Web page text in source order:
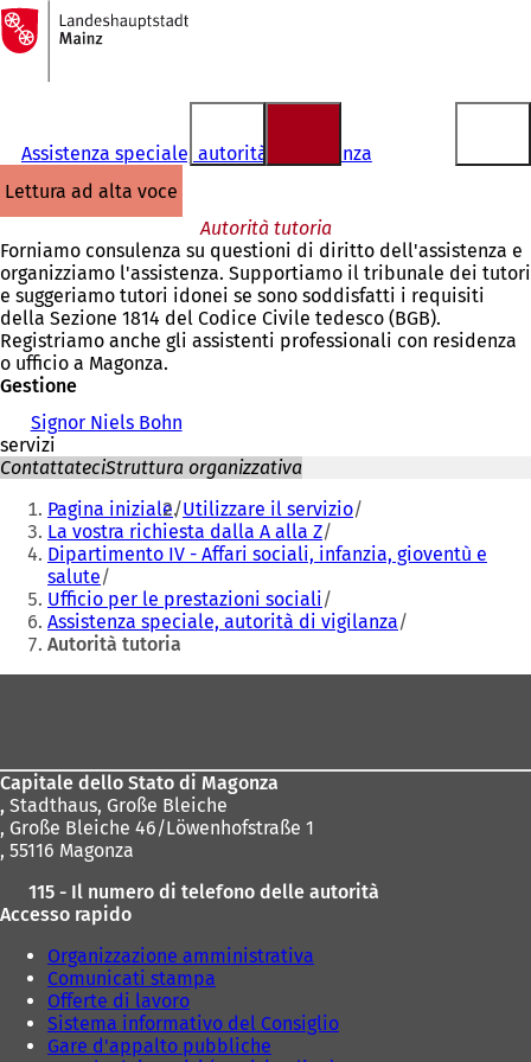
Vai al contenuto
Alla
pagina
iniziale
Assistenza speciale, autorità di vigilanza
lettura ad alta voce
Autorità tutoria
Forniamo consulenza su questioni di diritto dell'assistenza e
organizziamo l'assistenza. Supportiamo il tribunale dei tutori
e suggeriamo tutori idonei se sono soddisfatti i requisiti
della Sezione 1814 del Codice Civile tedesco (BGB).
Registriamo anche gli assistenti professionali con residenza
o ufficio a Magonza.
Gestione
Signor Niels Bohn
servizi
ContattateciStruttura organizzativa
Siete
qui:
Pagina iniziale Utilizzare il servizio
La vostra richiesta dalla A alla Z
Dipartimento IV - Affari sociali, infanzia, gioventù e
salute
Ufficio per le prestazioni sociali
Assistenza speciale, autorità di vigilanza
Autorità tutoria
Capitale dello Stato di Magonza
, Stadthaus, Große Bleiche
, Große Bleiche 46/Löwenhofstraße 1
, 55116 Magonza
115 - Il numero di telefono delle autorità
Accesso rapido
Organizzazione amministrativa
Comunicati stampa
Offerte di lavoro
Sistema informativo del Consiglio
Gare d'appalto pubbliche